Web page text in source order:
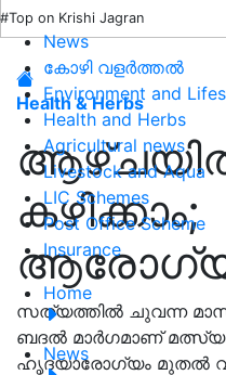
#Top on Krishi Jagran
News
കോഴി വളർത്തൽ
Environment and
Health and Herbs
Agricultural news
Livestock and Aqua
LIC Schemes
Post Office Scheme
Insurance
Home
News
Health & Herbs
കഴിക്കാം;
സത്യത്തിൽ ചുവന്ന
ബദൽ മാർഗമാണ്
ഹൃദയാരോഗ്യം മുതൽ